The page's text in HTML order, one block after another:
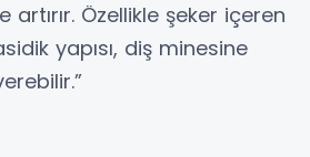
artırır. Özellikle şeker içeren
yapısı, diş minesine